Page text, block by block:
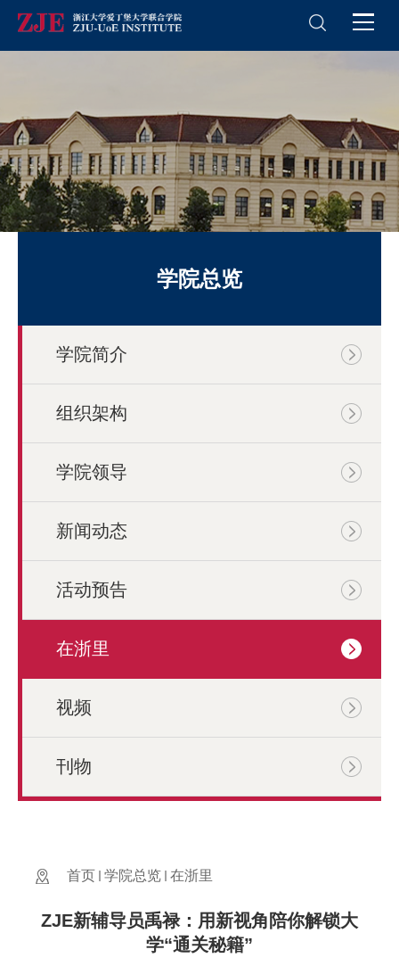
学院总览
学院简介
组织架构
学院领导
新闻动态
活动预告
在浙里
视频
刊物
首页 学院总览 在浙里
ZJE新辅导员禹禄：用新视角陪你解锁大
学“通关秘籍”